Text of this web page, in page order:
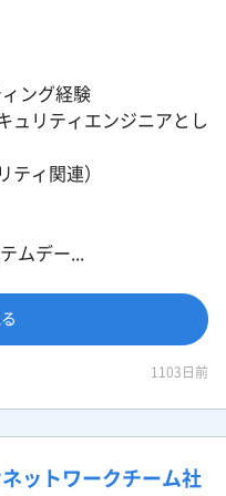
ング経験
ュリティエンジニアとし
ティ関連）
ムデー...
1103日前
ットワークチーム社